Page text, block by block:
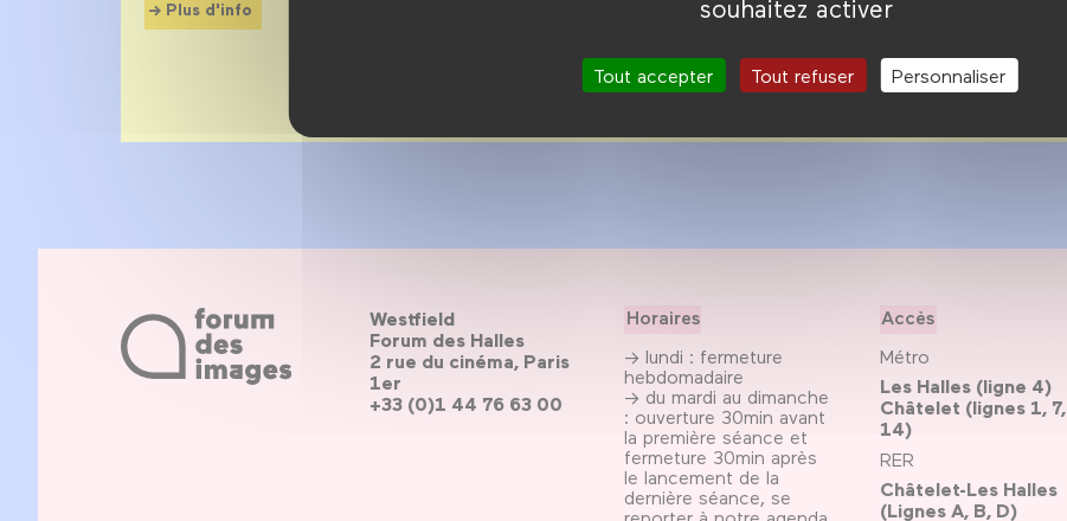
souhaitez activer
Tout accepter Tout refuser Personnaliser
Plus d'info
Westfield
Forum des Halles
2 rue du cinéma, Paris
1er
+33 (0)1 44 76 63 00
Horaires
→ lundi : fermeture
hebdomadaire
→ du mardi au dimanche
: ouverture 30min avant
la première séance et
fermeture 30min après
le lancement de la
dernière séance, se
Accès
Métro
Les Halles (ligne 4)
Châtelet (lignes 1, 7,
14)
RER
Châtelet-Les Halles
(Lignes A, B, D)